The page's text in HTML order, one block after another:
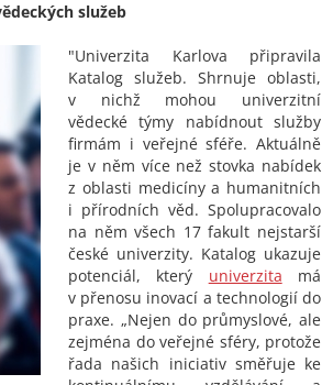
služeb
"Univerzita Karlova připravila
Katalog služeb. Shrnuje oblasti,
v nichž mohou univerzitní
vědecké týmy nabídnout služby
firmám i veřejné sféře. Aktuálně
je v něm více než stovka nabídek
z oblasti medicíny a humanitních
i přírodních věd. Spolupracovalo
na něm všech 17 fakult nejstarší
české univerzity. Katalog ukazuje
potenciál, který univerzita má
v přenosu inovací a technologií do
praxe. „Nejen do průmyslové, ale
zejména do veřejné sféry, protože
řada našich iniciativ směřuje ke